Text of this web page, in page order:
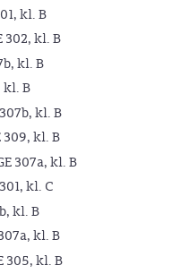
kl. B
302, kl. B
kl. B
kl. B
kl. B
309, kl. B
307a, kl. B
kl. C
kl. B
kl. B
305, kl. B